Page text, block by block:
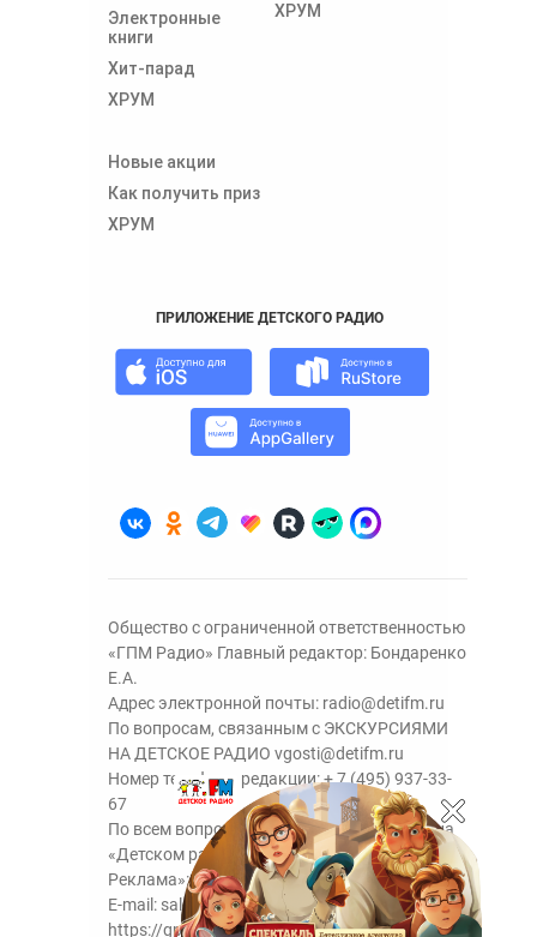
Электронные
книги
Хит-парад
ХРУМ
ХРУМ
Новые акции
Как получить приз
ХРУМ
ПРИЛОЖЕНИЕ ДЕТСКОГО РАДИО
Общество с ограниченной ответственностью
«ГПМ Радио» Главный редактор: Бондаренко
Е.А.
Адрес электронной почты: radio@detifm.ru
По вопросам, связанным с ЭКСКУРСИЯМИ
НА ДЕТСКОЕ РАДИО vgosti@detifm.ru
Номер телефона редакции:+ 7 (495) 937-33-
67
По всем вопросам размещения рекламы на
«Детском радио» - сейлз-хаус «ГПМ
Реклама»:+7 (495) 921-40-41
E-mail: sales@gazprom-media.ru
https://gpmsaleshouse.ru/